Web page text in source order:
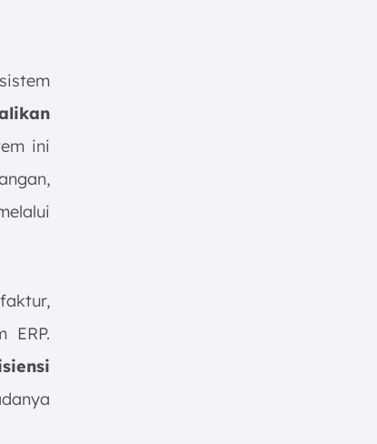
ini
ERP.